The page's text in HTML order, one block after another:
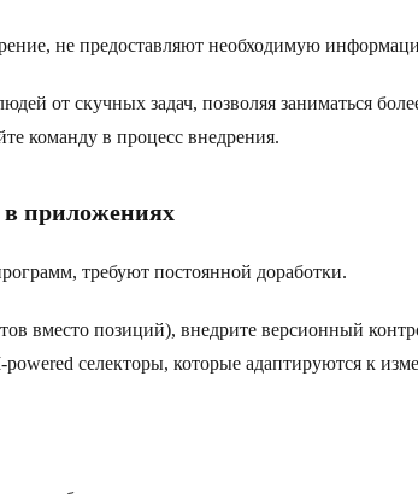
не предоставляют необходимую
от скучных задач, позволяя заниматься
команду в процесс внедрения.
в приложениях
требуют постоянной доработки.
вместо позиций), внедрите версионный
селекторы, которые адаптируются к